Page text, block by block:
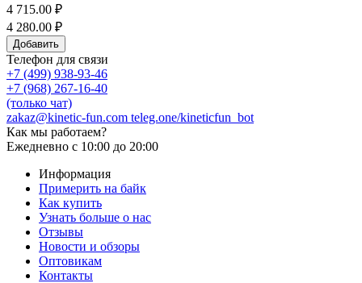
4 715.00 ₽
4 280.00 ₽
Добавить
Телефон для связи
+7 (499) 938-93-46
+7 (968) 267-16-40
(только чат)
zakaz@kinetic-fun.com teleg.one/kineticfun_bot
Как мы работаем?
Ежедневно с 10:00 до 20:00
Информация
Примерить на байк
Как купить
Узнать больше о нас
Отзывы
Новости и обзоры
Оптовикам
Контакты